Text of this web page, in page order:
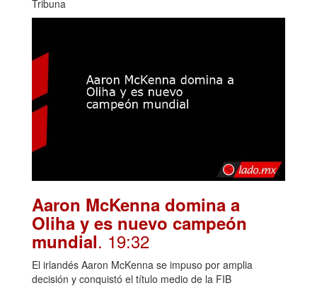
Tribuna
Aaron McKenna domina a
Oliha y es nuevo campeón
mundial. 19:32
El irlandés Aaron McKenna se impuso por amplia
decisión y conquistó el título medio de la FIB